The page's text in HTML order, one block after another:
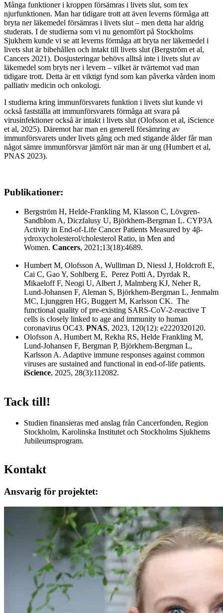
Många funktioner i kroppen försämras i livets slut, som tex
njurfunktionen. Man har tidigare trott att även leverns förmåga att
bryta ner läkemedel försämras i livets slut – men detta har aldrig
studerats. I de studierna som vi nu genomfört på Stockholms
Sjukhem kunde vi se att leverns förmåga att bryta ner läkemedel i
livets slut är bibehållen och intakt till livets slut (Bergström et al,
Cancers 2021). Dosjusteringar behövs alltså inte i livets slut av
läkemedel som bryts ner i levern – vilket är tvärtemot vad man
tidigare trott. Detta är ett viktigt fynd som kan påverka vården inom
palliativ medicin och onkologi.
I studierna kring immunförsvarets funktion i livets slut kunde vi
också fastställa att immunförsvarets förmåga att svara på
virusinfektioner också är intakt i livets slut (Olofsson et al, iScience
et al, 2025). Däremot har man en generell försämring av
immunförsvarets under livets gång och med stigande ålder får man
något sämre immunförsvar jämfört när man är ung (Humbert et al,
PNAS 2023).
Publikationer:
Bergström H, Helde-Frankling M, Klasson C, Lövgren-
Sandblom A, Diczfalusy U, Björkhem-Bergman L. CYP3A
Activity in End-of-Life Cancer Patients Measured by 4β-
ydroxycholesterol/cholesterol Ratio, in Men and
Women. Cancers, 2021;13(18):4689.
Humbert M, Olofsson A, Wulliman D, Niessl J, Holdcroft E,
Cai C, Gao Y, Sohlberg E, Perez Potti A, Dyrdak R,
Mikaeloff F, Neogi U, Albert J, Malmberg KJ, Neher R,
Lund-Johansen F, Aleman S, Björkhem-Bergman L, Jenmalm
MC, Ljunggren HG, Buggert M, Karlsson CK. The
functional quality of pre-existing SARS-CoV-2-reactive T
cells is closely linked to age and immunity to human
coronavirus OC43. PNAS, 2023, 120(12): e2220320120.
Olofsson A, Humbert M, Rekha RS, Helde Frankling M,
Lund-Johansen F, Bergman P, Björkhem-Bergman L,
Karlsson A. Adaptive immune responses against common
viruses are sustained and functional in end-of-life patients.
iScience, 2025, 28(3):112082.
Tack till!
Studien finansieras med anslag från Cancerfonden, Region
Stockholm, Karolinska Institutet och Stockholms Sjukhems
Jubileumsprogram.
Kontakt
Ansvarig för projektet: